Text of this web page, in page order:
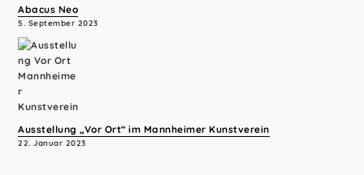
Abacus Neo
5. September 2023
Ausstellung „Vor Ort“ im Mannheimer Kunstverein
22. Januar 2023